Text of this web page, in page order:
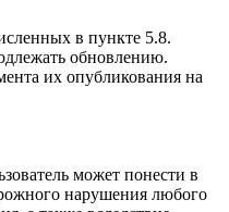
в пункте 5.8.
обновлению.
их опубликования на
может понести в
нарушения любого